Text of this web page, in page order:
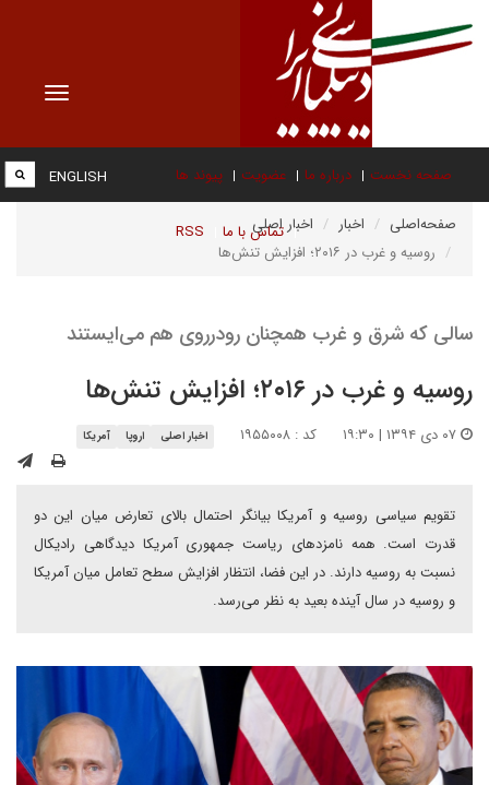
Toggle
صفحه نخست درباره ما عضویت پیوند ها
تماس با ما RSS
ENGLISH
صفحه‌اصلی اخبار
اخبار اصلی
روسیه و غرب در ۲۰۱۶؛ افزایش تنش‌ها
سالی که شرق و غرب همچنان رودرروی هم می‌ایستند
روسیه و غرب در ۲۰۱۶؛ افزایش تنش‌ها
کد : ۱۹۵۵۰۰۸ اخبار اصلی اروپا آمریکا
تقویم سیاسی روسیه و آمریکا بیانگر احتمال بالای تعارض میان این دو
قدرت است. همه نامزدهای ریاست جمهوری آمریکا دیدگاهی رادیکال
نسبت به روسیه دارند. در این فضا، انتظار افزایش سطح تعامل میان آمریکا
و روسیه در سال آینده بعید به نظر می‌رسد.